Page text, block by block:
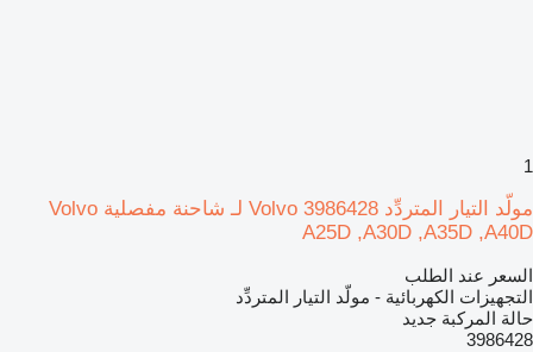
1
مولّد التيار المتردِّد Volvo 3986428 لـ شاحنة مفصلية Volvo
A25D ,A30D ,A35D ,A40D
السعر عند الطلب
التجهيزات الكهربائية - مولّد التيار المتردِّد
حالة المركبة جديد
3986428